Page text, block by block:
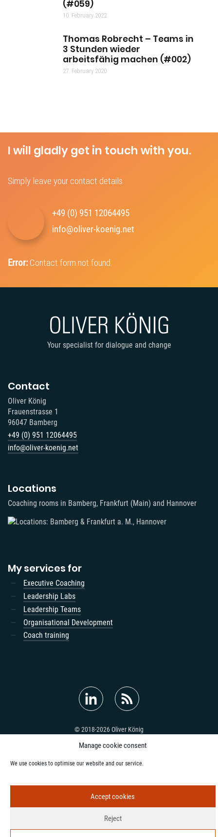
Manage cookie consent
We use cookies to optimise our website and our service.
Accept cookies
Reject
(#059)
10. February 2022
Thomas Robrecht – Teams in
3 Stunden wieder
arbeitsfähig machen (#002)
27. February 2020
I will gladly get in touch with you.
Simply leave your contact details.
+49 (0) 951 12064495‬
info@oliver-koenig.net
Error:Contact form not found.
Your specialist for dialogue and change
Contact
Oliver König
Frauenstrasse 1
96047 Bamberg
+49 (0) 951 12064495‬
info@oliver-koenig.net
Locations
Coaching rooms in Bamberg, Frankfurt (Main) and Hannover
My services for
Executive Coaching
Leadership Labs
Leadership Teams
Organisational Development
Coach training
© 2018-2026 Oliver König
Legal Notice Privacy Policy Contact